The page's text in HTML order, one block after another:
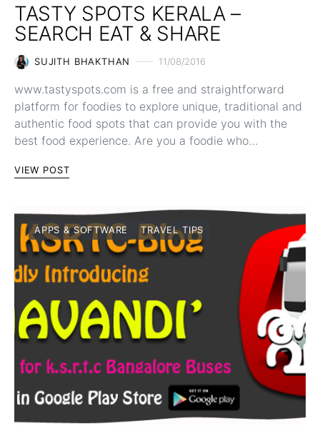
TASTY SPOTS KERALA –
SEARCH EAT & SHARE
SUJITH BHAKTHAN 11/08/2016
www.tastyspots.com is a free and straightforward
platform for foodies to explore unique, traditional and
authentic food spots that can provide you with the
best food experience. Are you a foodie who…
VIEW POST
APPS & SOFTWARE TRAVEL TIPS